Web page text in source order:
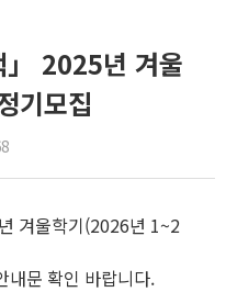
」 2025년 겨울
기모집
겨울학기(2026년 1~2
내문 확인 바랍니다.